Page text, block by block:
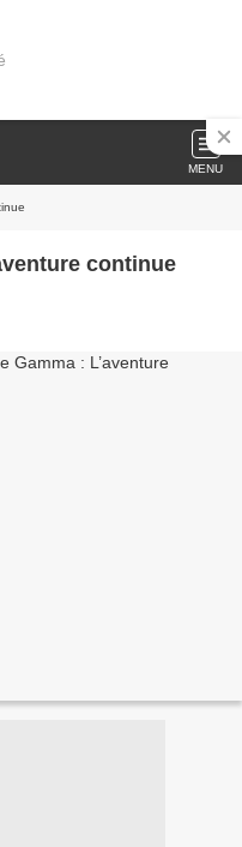
MENU
continue